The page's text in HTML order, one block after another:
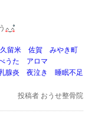
留米 佐賀 みやき町
うた アロマ
炎 夜泣き 睡眠不足
投稿者 おうせ整骨院